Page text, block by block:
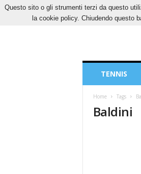
GIOVEDÌ, 6 AGOSTO
Sport
TENNIS
Home Tags
Baldini
Questo sito o gli strumenti terzi da questo
la cookie policy. Chiudendo questo